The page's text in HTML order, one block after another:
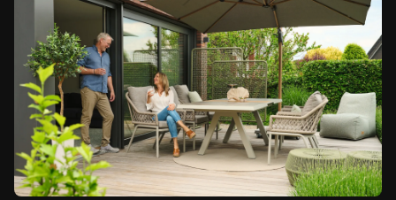
PAPEL